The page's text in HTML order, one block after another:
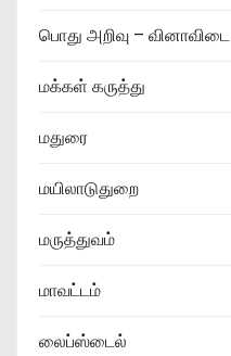
பொது அறிவு – வினாவிடை
மக்கள் கருத்து
மதுரை
மயிலாடுதுறை
மருத்துவம்
மாவட்டம்
லைப்ஸ்டைல்